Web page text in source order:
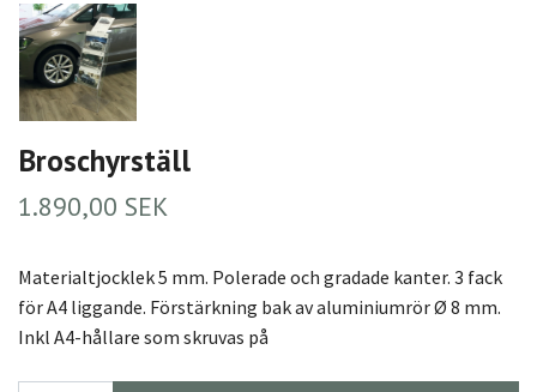
Broschyrställ
1.890,00 SEK
Materialtjocklek 5 mm. Polerade och gradade kanter. 3 fack
för A4 liggande. Förstärkning bak av aluminiumrör Ø 8 mm.
Inkl A4-hållare som skruvas på